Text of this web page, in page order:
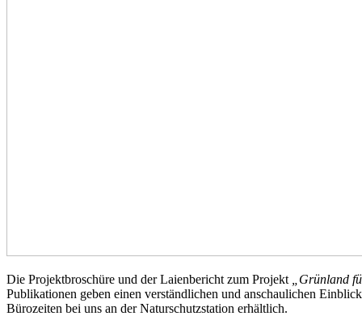
Die Projektbroschüre und der Laienbericht zum Projekt
„Grünland
Publikationen geben einen verständlichen und anschaulichen
Bürozeiten bei uns an der Naturschutzstation erhältlich.